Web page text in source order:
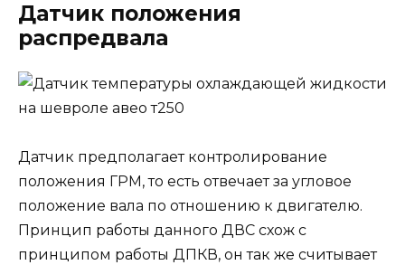
Датчик положения
распредвала
Датчик предполагает контролирование
положения ГРМ, то есть отвечает за угловое
положение вала по отношению к двигателю.
Принцип работы данного ДВС схож с
принципом работы ДПКВ, он так же считывает